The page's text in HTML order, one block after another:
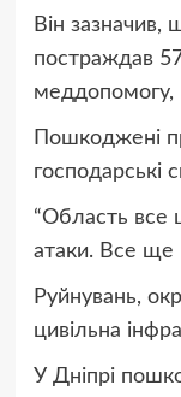
Він зазначив,
постраждав
меддопомогу,
Пошкоджені
господарські
“Область все
атаки. Все ще
Руйнувань,
цивільна
У Дніпрі